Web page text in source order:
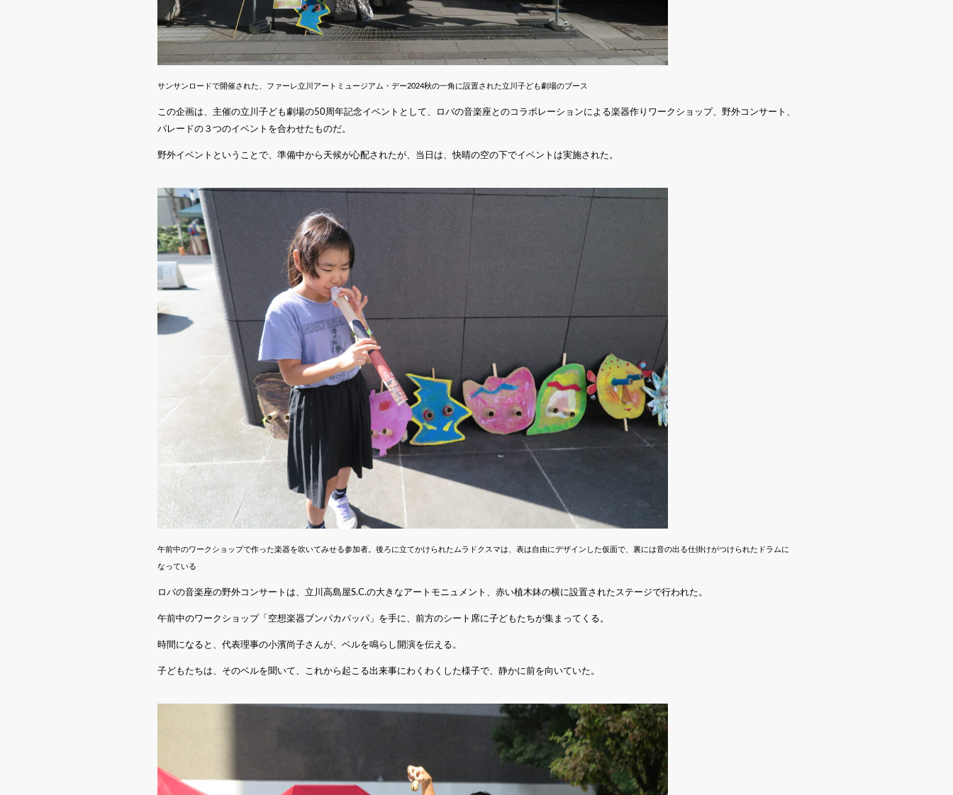
サンサンロードで開催された、ファーレ立川アートミュージアム・デー2024秋の一角に設置された立川子ども劇場のブース
この企画は、主催の立川子ども劇場の50周年記念イベントとして、ロバの音楽座とのコラボレーションによる楽器作りワークショップ、野外コンサート、
パレードの３つのイベントを合わせたものだ。
野外イベントということで、準備中から天候が心配されたが、当日は、快晴の空の下でイベントは実施された。
午前中のワークショップで作った楽器を吹いてみせる参加者。後ろに立てかけられたムラドクスマは、表は自由にデザインした仮面で、裏には音の出る仕掛けがつけられたドラムに
なっている
ロバの音楽座の野外コンサートは、立川高島屋S.C.の大きなアートモニュメント、赤い植木鉢の横に設置されたステージで行われた。
午前中のワークショップ「空想楽器ブンパカパッパ」を手に、前方のシート席に子どもたちが集まってくる。
時間になると、代表理事の小濱尚子さんが、ベルを鳴らし開演を伝える。
子どもたちは、そのベルを聞いて、これから起こる出来事にわくわくした様子で、静かに前を向いていた。